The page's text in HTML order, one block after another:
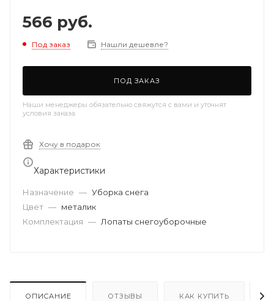
566 руб.
Под заказ Нашли дешевле?
ПОД ЗАКАЗ
Наши менеджеры обязательно свяжутся с вами и уточнят
условия заказа
Хочу в подарок
Характеристики
Назначение — Уборка снега
Цвет — металик
Комплектация — Лопаты снегоуборочные
ОПИСАНИЕ ОТЗЫВЫ КАК КУПИТЬ